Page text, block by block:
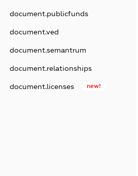
document.publicfunds
document.ved
document.semantrum
document.relationships
document.licenses new!